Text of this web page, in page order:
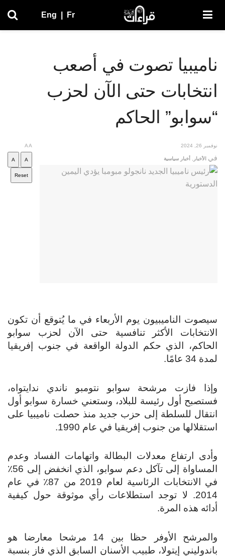
Eng Fr
ناميبيا تصوت في أصعب
انتخابات حتى الآن لحزب
“سوابو” الحاكم
نوفمبر 26, 2024
في الأخبار أخبار سياسية
AA
A
A
Reset
سيصوت الناميبيون يوم الأربعاء في ما يُتوقع أن تكون
الانتخابات الأكثر تنافسية حتى الآن لحزب سوابو
الحاكم، الذي حكم الدولة الواقعة في جنوب إفريقيا
لمدة 34 عامًا.
وإذا فازت مرشحة سوابو نتومبو ناندي ندايتواه،
فستصبح أول رئيسة للبلاد، وستعني خسارة سوابو أول
انتقال للسلطة إلى حزب جديد منذ حصلت ناميبيا على
استقلالها من جنوب إفريقيا في عام 1990.
وأدى ارتفاع معدلات البطالة واتهامات الفساد وعدم
المساواة إلى تآكل دعم سوابو، الذي انخفض إلى 56٪
في الانتخابات الرئاسية لعام 2019 من 87٪ في عام
2014. لا توجد استطلاعات رأي موثوقة حول كيفية
أدائه هذه المرة.
والمرشح الأوفر حظا بين 14 مرشحا معارضا هو
باندوليني إيتولا، طبيب الأسنان السابق الذي فاز بنسبة